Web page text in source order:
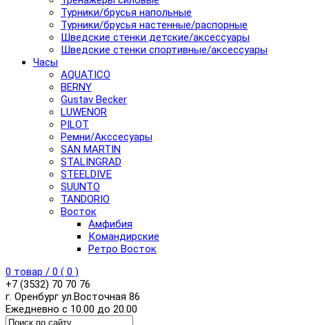
Турники/брусья напольные
Турники/брусья настенные/распорные
Шведские стенки детские/аксессуары
Шведские стенки спортивные/аксессуары
Часы
AQUATICO
BERNY
Gustav Becker
LUWENOR
PILOT
Pемни/Акссесуары
SAN MARTIN
STALINGRAD
STEELDIVE
SUUNTO
TANDORIO
Восток
Амфибия
Командирские
Ретро Восток
0 товар / 0 ( 0 )
+7 (3532) 70 70 76
г. Оренбург ул.Восточная 86
Ежедневно с 10.00 до 20.00